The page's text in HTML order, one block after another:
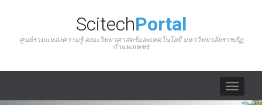
ScitechPortal
ศูนย์รวมแหล่งความรู้ คณะวิทยาศาสตร์และเทคโนโลยี มหาวิทยาลัยราชภัฏ
กำแพงเพชร
Toggle